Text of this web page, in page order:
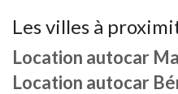
Les villes à
Location autocar
Location autocar